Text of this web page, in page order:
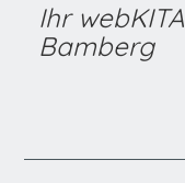
Ihr
Bamberg